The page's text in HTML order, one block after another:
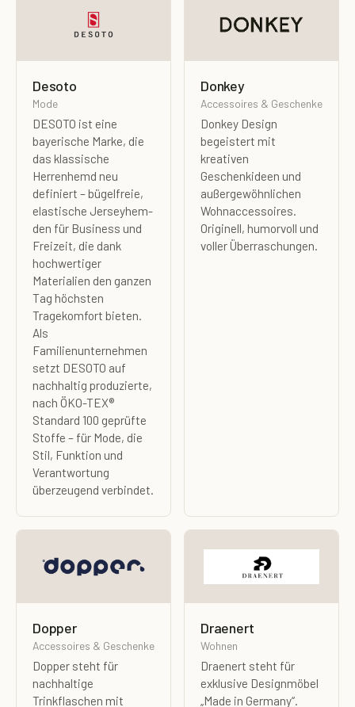
Desoto
Mode
DESOTO ist eine
bayerische Marke, die
das klassische
Herrenhemd neu
definiert – bügelfreie,
elastische Jerseyhem­
den für Business und
Freizeit, die dank
hochwertiger
Materialien den ganzen
Tag höchsten
Tragekomfort bieten.
Als
Familienunternehmen
setzt DESOTO auf
nachhaltig produzierte,
nach ÖKO-TEX®
Standard 100 geprüfte
Stoffe – für Mode, die
Stil, Funktion und
Verantwortung
überzeugend verbindet.
Donkey
Accessoires & Geschenke
Donkey Design
begeistert mit
kreativen
Geschenkideen und
außergewöhnlichen
Wohnaccessoires.
Originell, humorvoll und
voller Überraschungen.
Dopper
Accessoires & Geschenke
Dopper steht für
nachhaltige
Trinkflaschen mit
Draenert
Wohnen
Draenert steht für
exklusive Designmöbel
„Made in Germany“.